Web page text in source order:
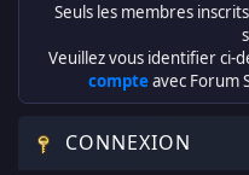
Seuls les membres
Veuillez vous identifier ci-
compteavec Forum
CONNEXION